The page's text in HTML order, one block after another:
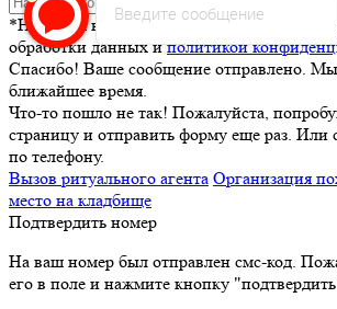
*Нажимая кнопку Отправить вы
обработки данных иполитикой
Спасибо! Ваше сообщение отправлено.
ближайшее время.
Что-то пошло не так! Пожалуйста,
страницу и отправить форму еще раз. Или
по телефону.
Вызов ритуального агента Организация
место на кладбище
Подтвердить номер
На ваш номер был отправлен смс-код.
его в поле и нажмите кнопку
Введите сообщение